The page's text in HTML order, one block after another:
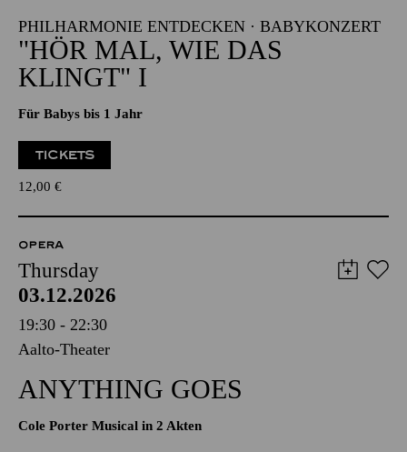
PHILHARMONIE ENTDECKEN · BABYKONZERT
"HÖR MAL, WIE DAS
KLINGT" I
Für Babys bis 1 Jahr
TICKETS
12,00 €
OPERA
Thursday
03.12.2026
19:30 - 22:30
Aalto-Theater
ANYTHING GOES
Cole Porter Musical in 2 Akten